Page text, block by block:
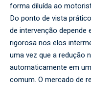
forma diluída ao
Do ponto de vista
de intervenção
rigorosa nos elos
uma vez que a redução
automaticamente em
comum. O mercado de